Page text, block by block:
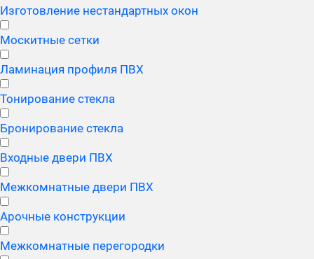
Изготовление нестандартных окон
Москитные сетки
Ламинация профиля ПВХ
Тонирование стекла
Бронирование стекла
Входные двери ПВХ
Межкомнатные двери ПВХ
Арочные конструкции
Межкомнатные перегородки